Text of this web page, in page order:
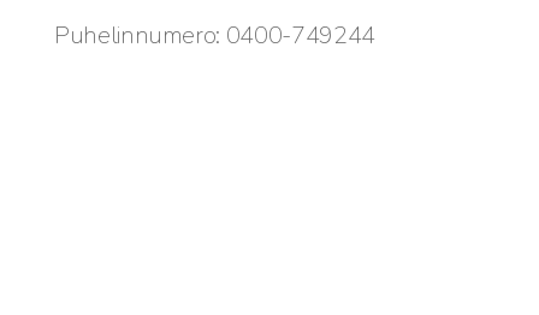
Puhelinnumero: 0400-749244